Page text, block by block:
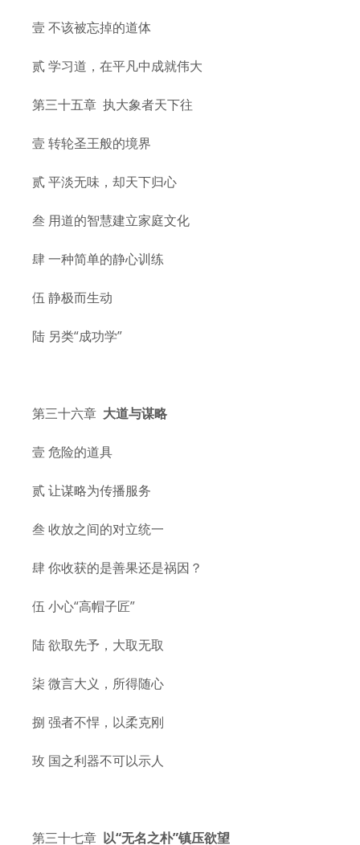
壹 不该被忘掉的道体
贰 学习道，在平凡中成就伟大
第三十五章 执大象者天下往
壹 转轮圣王般的境界
贰 平淡无味，却天下归心
叁 用道的智慧建立家庭文化
肆 一种简单的静心训练
伍 静极而生动
陆 另类“成功学”
第三十六章 大道与谋略
壹 危险的道具
贰 让谋略为传播服务
叁 收放之间的对立统一
肆 你收获的是善果还是祸因？
伍 小心“高帽子匠”
陆 欲取先予，大取无取
柒 微言大义，所得随心
捌 强者不悍，以柔克刚
玫 国之利器不可以示人
第三十七章 以“无名之朴”镇压欲望